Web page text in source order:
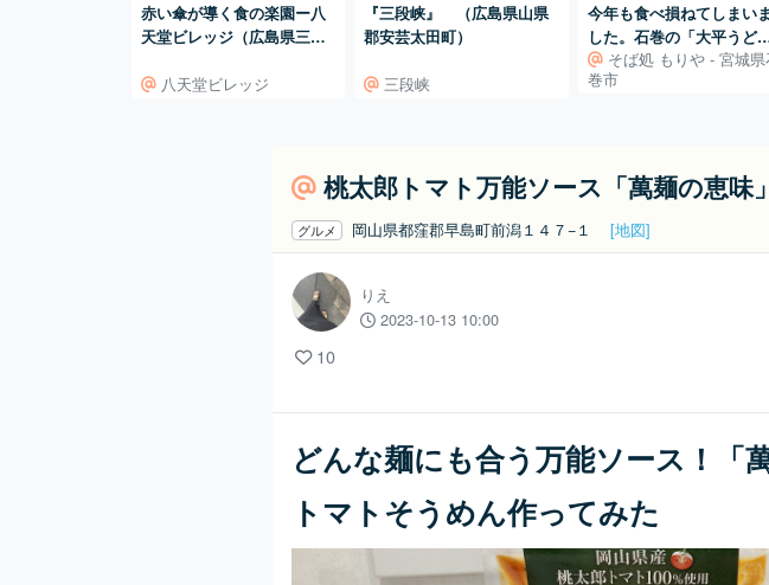
赤い傘が導く食の楽園ー八
天堂ビレッジ（広島県三原
八天堂ビレッジ
『三段峡』 （広島県山県
郡安芸太田町）
三段峡
今年も食べ損ねてしまいま
した。石巻の「大平うど
ん」そば処 もりや - 宮城県
巻市
桃太郎トマト万能ソース「萬麺の恵味」
グルメ 岡山県都窪郡早島町前潟１４７−１ [地図]
りえ
2023-10-13 10:00
10
どんな麺にも合う万能ソース！「
トマトそうめん作ってみた